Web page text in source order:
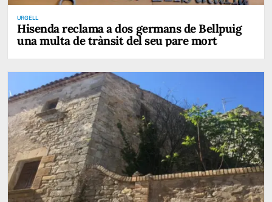
URGELL
Hisenda reclama a dos germans de Bellpuig
una multa de trànsit del seu pare mort